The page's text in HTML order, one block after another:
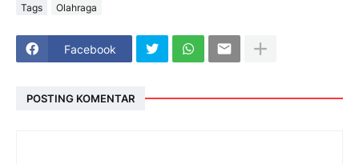
Tags Olahraga
Facebook
POSTING KOMENTAR